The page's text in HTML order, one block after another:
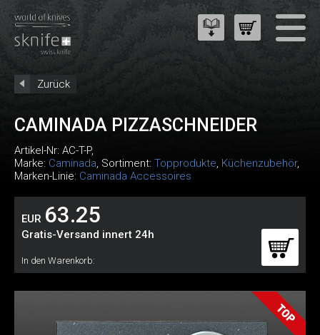
Zurück
CAMINADA PIZZASCHNEIDER
Artikel-Nr: AC-T-P,
Marke: Caminada, Sortiment: Topprodukte, Küchenzubehör,
Marken-Linie: Caminada Accessoires
EUR 63.25
Gratis-Versand innert 24h
In den Warenkorb: